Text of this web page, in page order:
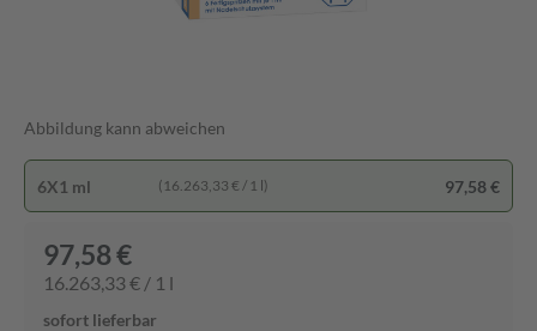
Abbildung kann abweichen
6X1 ml (16.263,33 € / 1 l) 97,58 €
97,58 €
16.263,33 € / 1 l
sofort lieferbar